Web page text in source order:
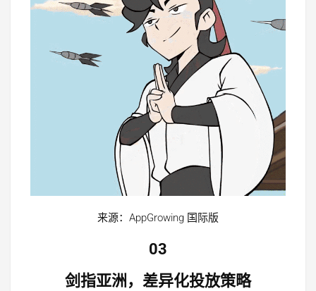
来源：AppGrowing 国际版
03
剑指亚洲，差异化投放策略